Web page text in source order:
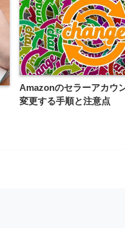
Amazonのセラーアカウ
変更する手順と注意点